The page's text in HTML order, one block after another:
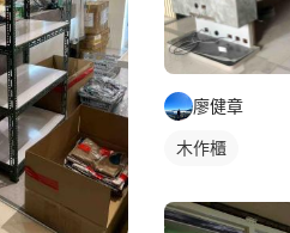
廖健章
木作櫃